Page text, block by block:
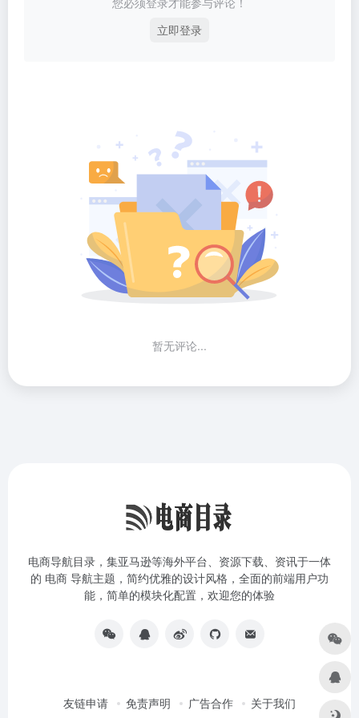
立即登录
暂无评论...
电商导航目录，集亚马逊等海外平台、资源下载、资讯于一体
的 电商 导航主题，简约优雅的设计风格，全面的前端用户功
能，简单的模块化配置，欢迎您的体验
友链申请 免责声明 广告合作 关于我们